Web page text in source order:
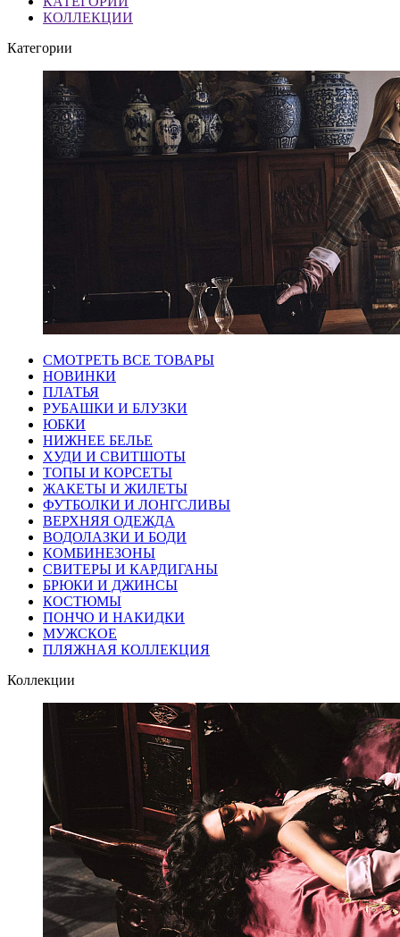
КОЛЛЕКЦИИ
Категории
СМОТРЕТЬ ВСЕ ТОВАРЫ
НОВИНКИ
ПЛАТЬЯ
РУБАШКИ И БЛУЗКИ
ЮБКИ
НИЖНЕЕ БЕЛЬЕ
ХУДИ И СВИТШОТЫ
ТОПЫ И КОРСЕТЫ
ЖАКЕТЫ И ЖИЛЕТЫ
ФУТБОЛКИ И ЛОНГСЛИВЫ
ВЕРХНЯЯ ОДЕЖДА
ВОДОЛАЗКИ И БОДИ
КОМБИНЕЗОНЫ
СВИТЕРЫ И КАРДИГАНЫ
БРЮКИ И ДЖИНСЫ
КОСТЮМЫ
ПОНЧО И НАКИДКИ
МУЖСКОЕ
ПЛЯЖНАЯ КОЛЛЕКЦИЯ
Коллекции